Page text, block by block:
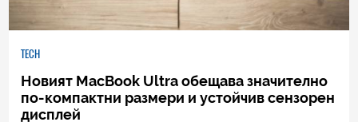
TECH
Новият MacBook Ultra обещава значително
по-компактни размери и устойчив сензорен
дисплей